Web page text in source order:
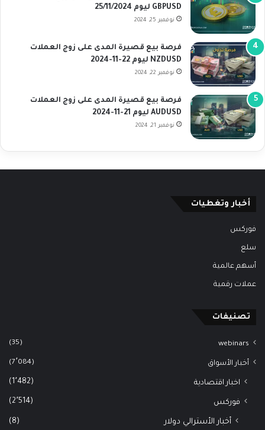
GBPUSD ليوم 25/11/2024
نوفمبر 25, 2024
فرصة بيع قصيرة المدى على زوج العملات
NZDUSD ليوم 22-11-2024
نوفمبر 22, 2024
فرصة بيع قصيرة المدى على زوج العملات
AUDUSD ليوم 21-11-2024
نوفمبر 21, 2024
أخبار وتغطيات
فوركس
سلع
أسهم عالمية
عملات رقمية
تصنيفات
webinars
(35)
أخبار الأسواق (7٬084)
اخبار اقتصادية (1٬482)
فوركس (2٬514)
أخبار الأسترالي دولار (8)